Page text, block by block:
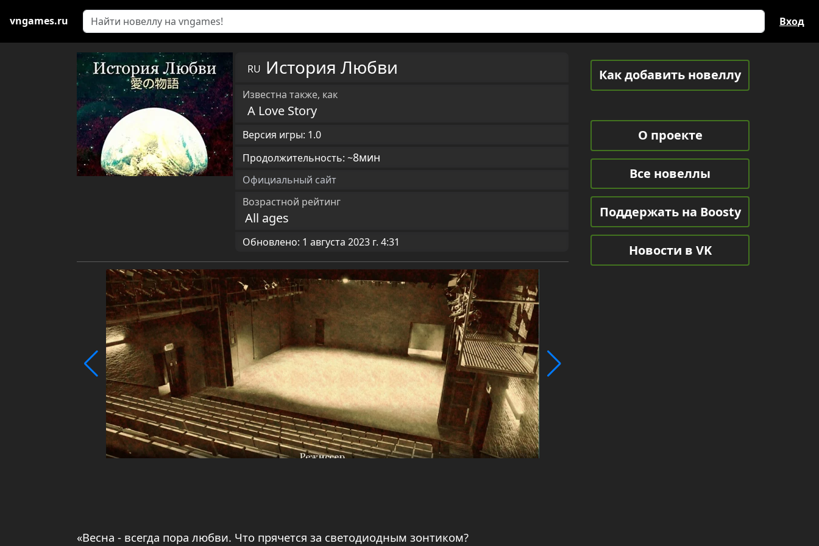
vngames.ru Вход
RU История Любви
Известна также, как
A Love Story
Версия игры: 1.0
Продолжительность: ~8мин
Официальный сайт
Возрастной рейтинг
All ages
Обновлено: 1 августа 2023 г. 4:31
«Весна - всегда пора любви. Что прячется за светодиодным зонтиком?
Как добавить новеллу
О проекте
Все новеллы
Поддержать на Boosty
Новости в VK